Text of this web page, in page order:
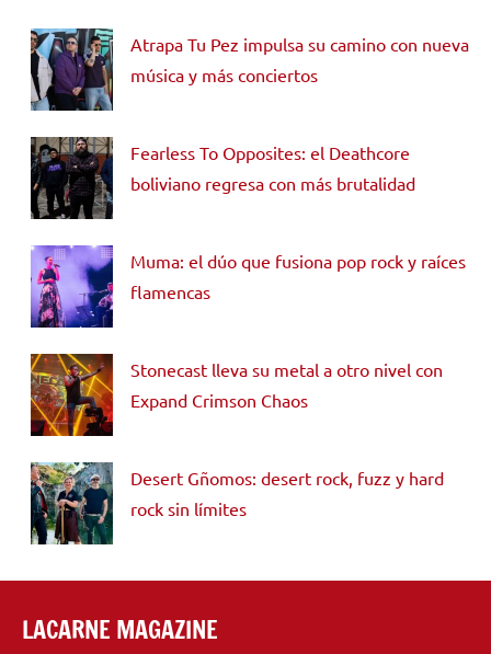
Atrapa Tu Pez impulsa su camino con nueva
música y más conciertos
Fearless To Opposites: el Deathcore
boliviano regresa con más brutalidad
Muma: el dúo que fusiona pop rock y raíces
flamencas
Stonecast lleva su metal a otro nivel con
Expand Crimson Chaos
Desert Gñomos: desert rock, fuzz y hard
rock sin límites
LACARNE MAGAZINE